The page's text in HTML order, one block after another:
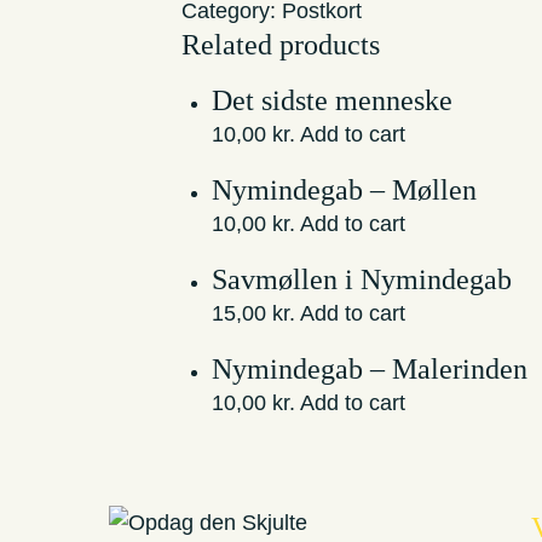
Category: Postkort
Related products
Det sidste menneske
10,00 kr. Add to cart
Nymindegab – Møllen
10,00 kr. Add to cart
Savmøllen i Nymindegab
15,00 kr. Add to cart
Nymindegab – Malerinden
10,00 kr. Add to cart